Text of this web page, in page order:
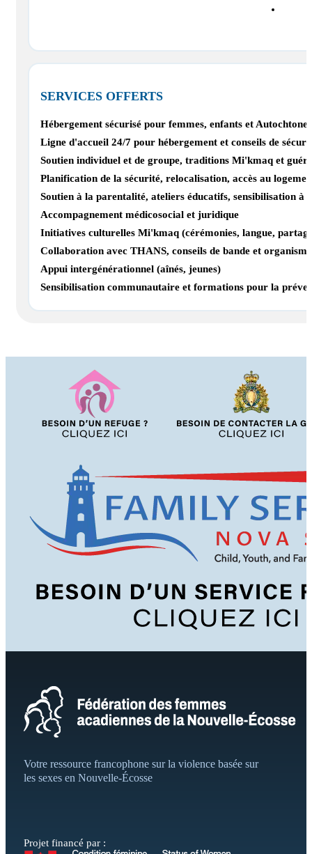
SERVICES OFFERTS
Hébergement sécurisé pour femmes, enfants et
Ligne d'accueil 24/7 pour hébergement et conseils de
Soutien individuel et de groupe, traditions Mi'kmaq et
Planification de la sécurité, relocalisation, accès au
Soutien à la parentalité, ateliers éducatifs, sensibilisation à
Accompagnement médicosocial et juridique
Initiatives culturelles Mi'kmaq (cérémonies, langue,
Collaboration avec THANS, conseils de bande et
Appui intergénérationnel (aînés, jeunes)
Sensibilisation communautaire et formations pour la
Votre ressource francophone sur la violence basée sur
les sexes en Nouvelle-Écosse
Projet financé par :